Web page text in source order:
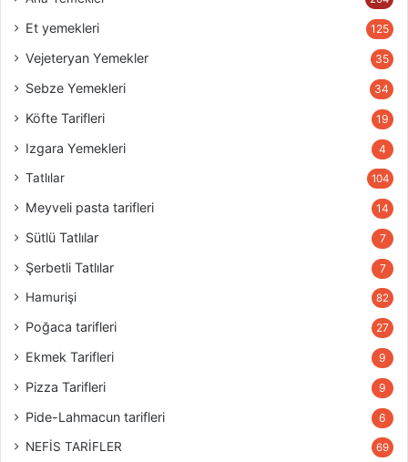
Et yemekleri 125
Vejeteryan Yemekler 35
Sebze Yemekleri 34
Köfte Tarifleri 19
Izgara Yemekleri 4
Tatlılar 104
Meyveli pasta tarifleri 14
Sütlü Tatlılar 7
Şerbetli Tatlılar 7
Hamurişi 82
Poğaca tarifleri 27
Ekmek Tarifleri 9
Pizza Tarifleri 9
Pide-Lahmacun tarifleri 6
NEFİS TARİFLER 69